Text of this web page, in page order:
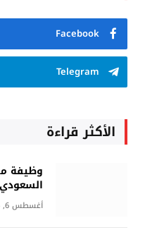
Facebook
Telegram
الأكثر قراءة
وظيفة
السعودي
أغسطس 6, 2026